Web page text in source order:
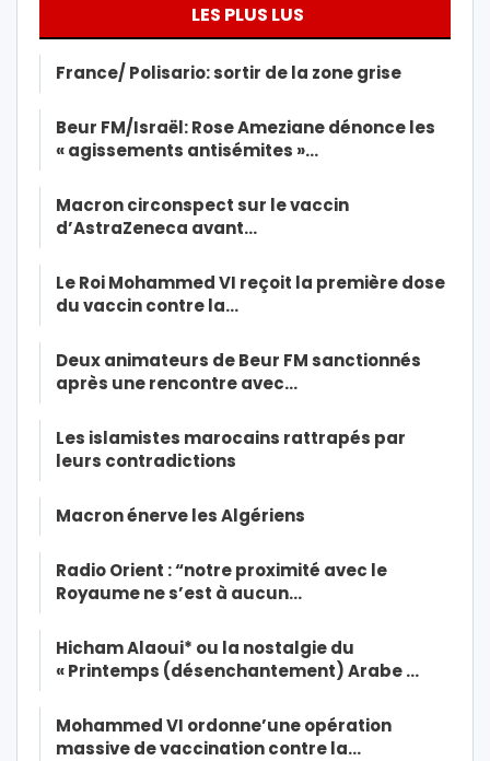
LES PLUS LUS
France/ Polisario: sortir de la zone grise
Beur FM/Israël: Rose Ameziane dénonce les
« agissements antisémites »…
Macron circonspect sur le vaccin
d’AstraZeneca avant…
Le Roi Mohammed VI reçoit la première dose
du vaccin contre la…
Deux animateurs de Beur FM sanctionnés
après une rencontre avec…
Les islamistes marocains rattrapés par
leurs contradictions
Macron énerve les Algériens
Radio Orient : “notre proximité avec le
Royaume ne s’est à aucun…
Hicham Alaoui* ou la nostalgie du
« Printemps (désenchantement) Arabe …
Mohammed VI ordonne’une opération
massive de vaccination contre la…